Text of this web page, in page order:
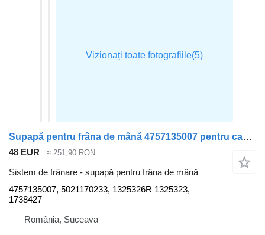
Supapă pentru frâna de mână 4757135007 pentru cap tractor Scania
48 EUR ≈ 251,90 RON
Sistem de frânare - supapă pentru frâna de mână
4757135007, 5021170233, 1325326R 1325323,
1738427
România, Suceava